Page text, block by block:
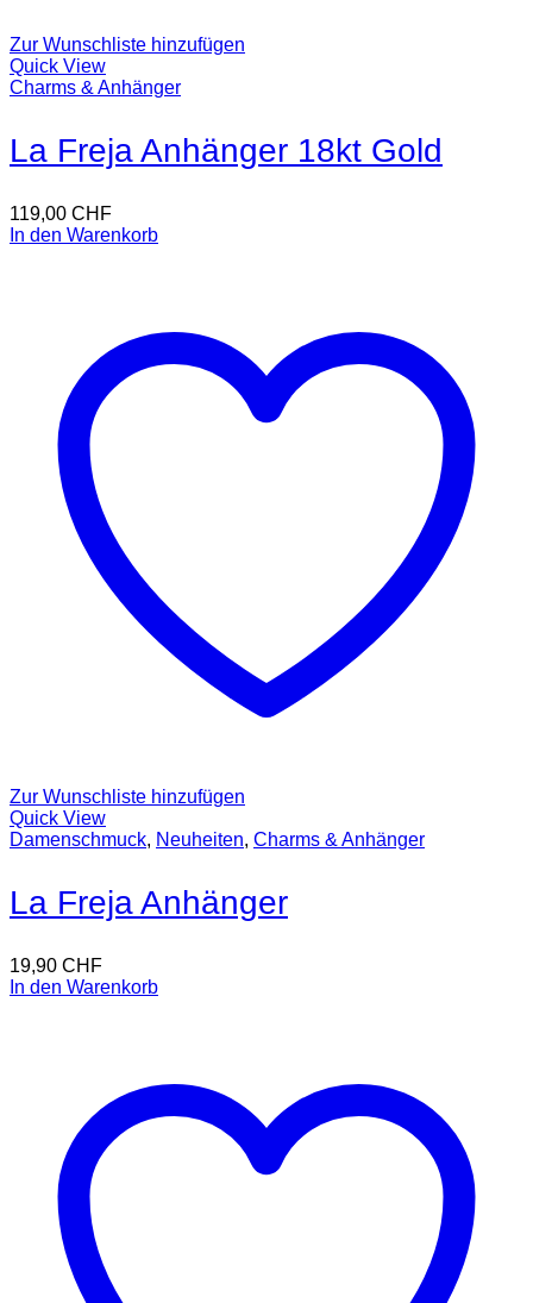
Zur Wunschliste hinzufügen
Quick View
Charms & Anhänger
La Freja Anhänger 18kt Gold
119,00 CHF
In den Warenkorb
Zur Wunschliste hinzufügen
Quick View
Damenschmuck, Neuheiten, Charms & Anhänger
La Freja Anhänger
19,90 CHF
In den Warenkorb